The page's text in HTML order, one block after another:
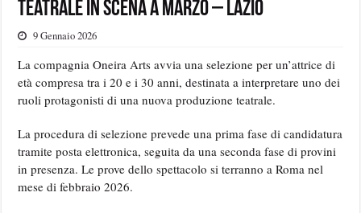
teatrale in scena a marzo – Lazio
9 Gennaio 2026
La compagnia Oneira Arts avvia una selezione per un’attrice di
età compresa tra i 20 e i 30 anni, destinata a interpretare uno dei
ruoli protagonisti di una nuova produzione teatrale.
La procedura di selezione prevede una prima fase di candidatura
tramite posta elettronica, seguita da una seconda fase di provini
in presenza. Le prove dello spettacolo si terranno a Roma nel
mese di febbraio 2026.